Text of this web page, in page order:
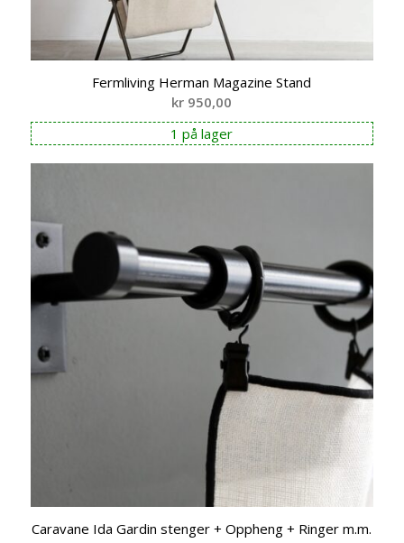
Fermliving Herman Magazine Stand
kr 950,00
1 på lager
Caravane Ida Gardin stenger + Oppheng + Ringer m.m.